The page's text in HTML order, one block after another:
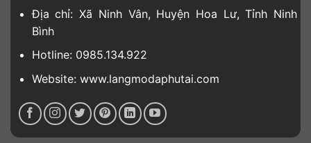
Địa chỉ: Xã Ninh Vân, Huyện Hoa Lư, Tỉnh Ninh
Bình
Hotline: 0985.134.922
Website: www.langmodaphutai.com